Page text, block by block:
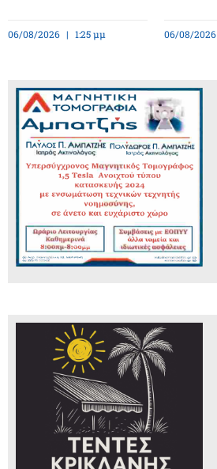
06/08/2026 1:25 μμ 06/08/2026